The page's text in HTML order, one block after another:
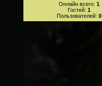
Онлайн всего: 1
Гостей: 1
Пользователей: 0